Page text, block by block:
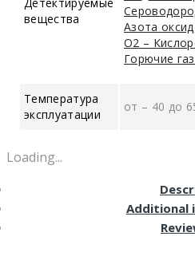
вещества
Азота оксид
O2 –
Горючие
Температура
эксплуатации
от – 40 до
Loading...
Additional